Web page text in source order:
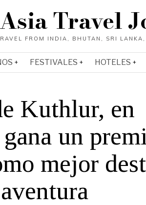
Travel
FESTIVALES HOTELES
Kuthlur, en
un
mejor